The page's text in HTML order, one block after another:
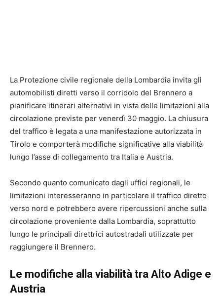
La Protezione civile regionale della Lombardia invita gli
automobilisti diretti verso il corridoio del Brennero a
pianificare itinerari alternativi in vista delle limitazioni alla
circolazione previste per venerdì 30 maggio. La chiusura
del traffico è legata a una manifestazione autorizzata in
Tirolo e comporterà modifiche significative alla viabilità
lungo l’asse di collegamento tra Italia e Austria.
Secondo quanto comunicato dagli uffici regionali, le
limitazioni interesseranno in particolare il traffico diretto
verso nord e potrebbero avere ripercussioni anche sulla
circolazione proveniente dalla Lombardia, soprattutto
lungo le principali direttrici autostradali utilizzate per
raggiungere il Brennero.
Le modifiche alla viabilità tra Alto Adige e
Austria